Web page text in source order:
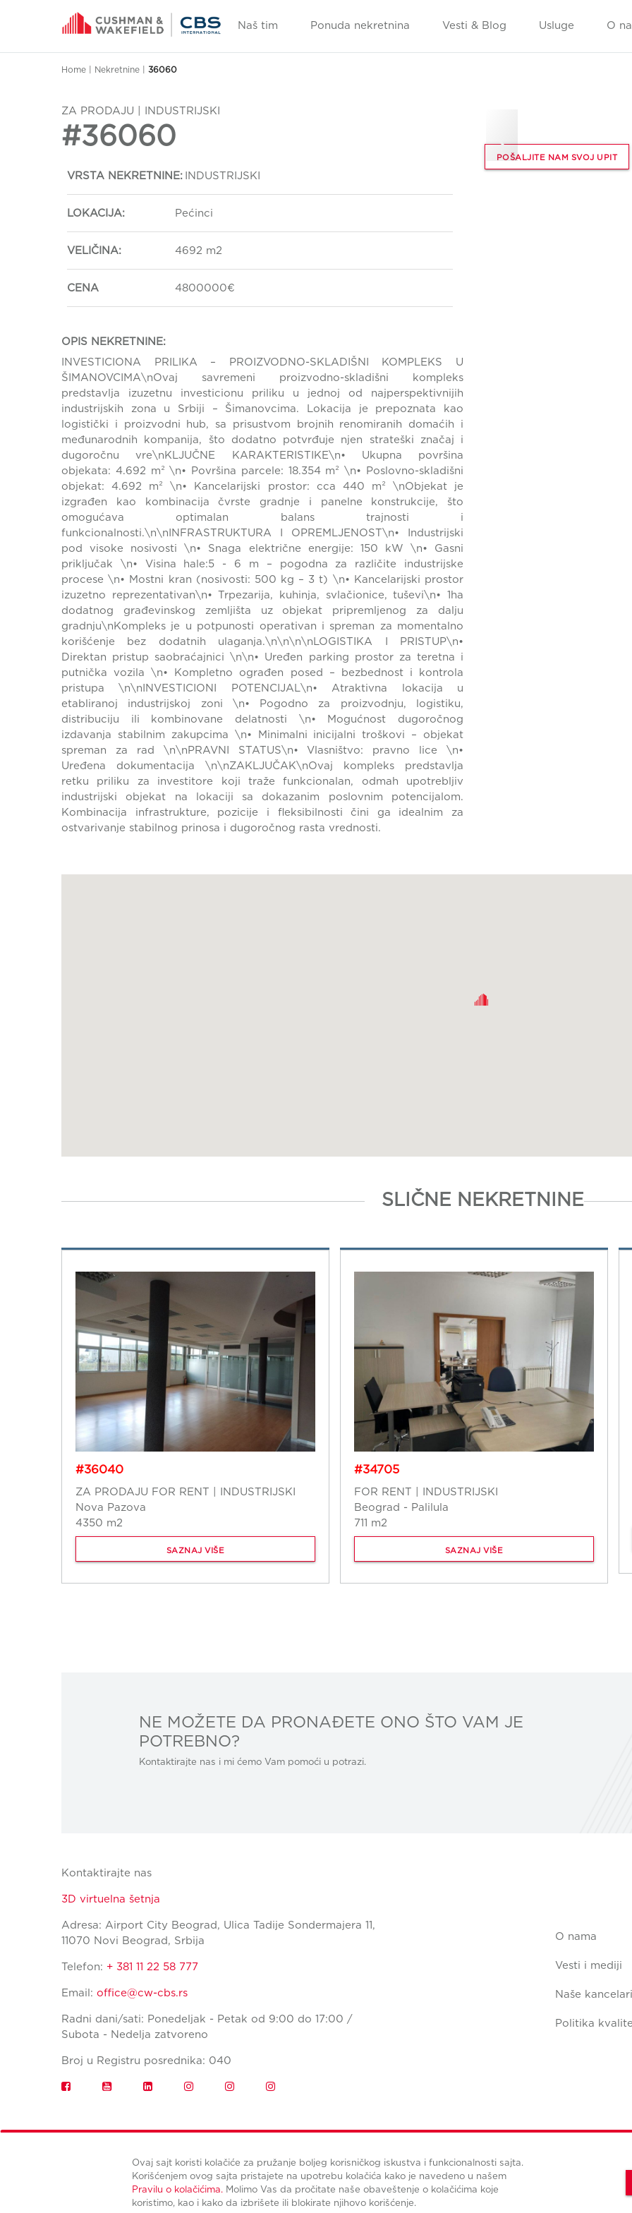
Naš tim Ponuda nekretnina Vesti & Blog Usluge O
Home Nekretnine 36060
ZA PRODAJU | INDUSTRIJSKI
#36060
VRSTA NEKRETNINE: INDUSTRIJSKI
LOKACIJA: Pećinci
VELIČINA: 4692 m2
CENA 4800000€
OPIS NEKRETNINE:
INVESTICIONA PRILIKA – PROIZVODNO-SKLADIŠNI KOMPLEKS U
ŠIMANOVCIMA\nOvaj savremeni proizvodno-skladišni kompleks
predstavlja izuzetnu investicionu priliku u jednoj od najperspektivnijih
industrijskih zona u Srbiji – Šimanovcima. Lokacija je prepoznata kao
logistički i proizvodni hub, sa prisustvom brojnih renomiranih domaćih i
međunarodnih kompanija, što dodatno potvrđuje njen strateški značaj i
dugoročnu vre\nKLJUČNE KARAKTERISTIKE\n• Ukupna površina
objekata: 4.692 m² \n• Površina parcele: 18.354 m² \n• Poslovno-skladišni
objekat: 4.692 m² \n• Kancelarijski prostor: cca 440 m² \nObjekat je
izgrađen kao kombinacija čvrste gradnje i panelne konstrukcije, što
omogućava optimalan balans trajnosti i
funkcionalnosti.\n\nINFRASTRUKTURA I OPREMLJENOST\n• Industrijski
pod visoke nosivosti \n• Snaga električne energije: 150 kW \n• Gasni
priključak \n• Visina hale:5 - 6 m – pogodna za različite industrijske
procese \n• Mostni kran (nosivosti: 500 kg – 3 t) \n• Kancelarijski prostor
izuzetno reprezentativan\n• Trpezarija, kuhinja, svlačionice, tuševi\n• 1ha
dodatnog građevinskog zemljišta uz objekat pripremljenog za dalju
gradnju\nKompleks je u potpunosti operativan i spreman za momentalno
korišćenje bez dodatnih ulaganja.\n\n\n\nLOGISTIKA I PRISTUP\n•
Direktan pristup saobraćajnici \n\n• Uređen parking prostor za teretna i
putnička vozila \n• Kompletno ograđen posed – bezbednost i kontrola
pristupa \n\nINVESTICIONI POTENCIJAL\n• Atraktivna lokacija u
etabliranoj industrijskoj zoni \n• Pogodno za proizvodnju, logistiku,
distribuciju ili kombinovane delatnosti \n• Mogućnost dugoročnog
izdavanja stabilnim zakupcima \n• Minimalni inicijalni troškovi – objekat
spreman za rad \n\nPRAVNI STATUS\n• Vlasništvo: pravno lice \n•
Uređena dokumentacija \n\nZAKLJUČAK\nOvaj kompleks predstavlja
retku priliku za investitore koji traže funkcionalan, odmah upotrebljiv
industrijski objekat na lokaciji sa dokazanim poslovnim potencijalom.
Kombinacija infrastrukture, pozicije i fleksibilnosti čini ga idealnim za
ostvarivanje stabilnog prinosa i dugoročnog rasta vrednosti.
‹
POŠALJITE NAM SVOJ UPIT
SLIČNE NEKRETNINE
#36040
ZA PRODAJU FOR RENT | INDUSTRIJSKI
Nova Pazova
4350 m2
SAZNAJ VIŠE
#34705
FOR RENT | INDUSTRIJSKI
Beograd - Palilula
711 m2
SAZNAJ VIŠE
Ovaj sajt koristi kolačiće za pružanje boljeg korisničkog iskustva i funkcionalnosti sajta.
Korišćenjem ovog sajta pristajete na upotrebu kolačića kako je navedeno u našem
Pravilu o kolačićima.Molimo Vas da pročitate naše obaveštenje o kolačićima koje
koristimo, kao i kako da izbrišete ili blokirate njihovo korišćenje.
NE MOŽETE DA PRONAĐETE ONO ŠTO VAM JE
POTREBNO?
Kontaktirajte nas i mi ćemo Vam pomoći u potrazi.
Kontaktirajte nas
3D virtuelna šetnja
Adresa: Airport City Beograd, Ulica Tadije Sondermajera 11,
11070 Novi Beograd, Srbija
Telefon: + 381 11 22 58 777
Email: office@cw-cbs.rs
Radni dani/sati: Ponedeljak - Petak od 9:00 do 17:00 /
Subota - Nedelja zatvoreno
Broj u Registru posrednika: 040
O nama
Vesti i mediji
Naše
Politika
Uslovi korišćenja Politika privatnosti Upravljanje kolačićima
© Copyright Cushman & Wakefield CBS international 2022. All Rights Reserved.